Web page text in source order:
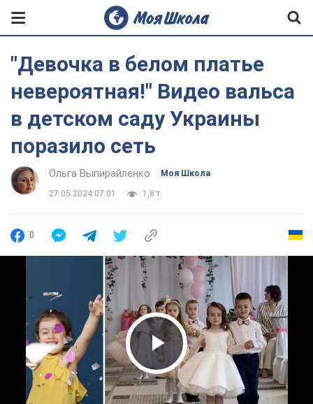
"Девочка в белом платье
невероятная!" Видео вальса
в детском саду Украины
поразило сеть
Ольга Выпирайленко Моя Школа
27.05.2024 07:01 1,8 т.
0
Play Video